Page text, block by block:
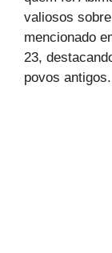
valiosos
mencionado
23,
povos antigos.